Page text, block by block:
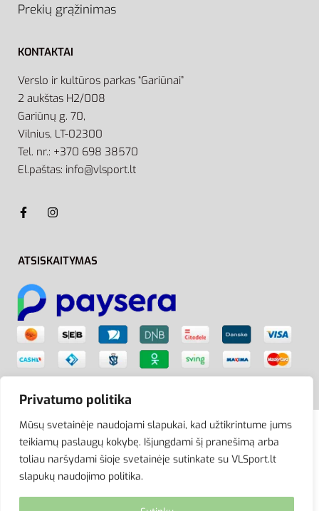
Privatumo politika
Mūsų svetainėje naudojami slapukai, kad užtikrintume jums
teikiamų paslaugų kokybę. Išjungdami šį pranešimą arba
toliau naršydami šioje svetainėje sutinkate su VLSport.lt
slapukų naudojimo politika.
Prekių grąžinimas
KONTAKTAI
Verslo ir kultūros parkas “Gariūnai”
2 aukštas H2/008
Gariūnų g. 70,
Vilnius, LT-02300
Tel. nr.: +370 698 38570
El.paštas: info@vlsport.lt
ATSISKAITYMAS
© VLSport. 2026. Visos teisės saugomos.
Kopijuoti, platinti svetainės turinį be autorių sutikimo
griežtai draudžiama.